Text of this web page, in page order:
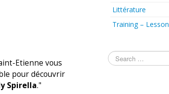
Etienne vous
pour découvrir
Spirella."
Littérature
Training – Lesson